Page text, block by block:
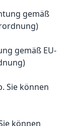
gemäß EU-
können